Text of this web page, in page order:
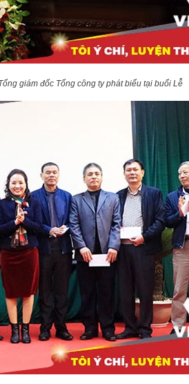
giám đốc Tổng công ty phát biểu tại buổi Lễ